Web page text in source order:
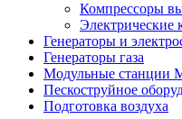
Компрессоры
Электрические
Генераторы и
Генераторы газа
Модульные станции
Пескоструйное
Подготовка воздуха